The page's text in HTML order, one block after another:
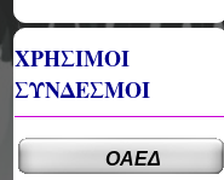
ΧΡΗΣΙΜΟΙ
ΣΥΝΔΕΣΜΟΙ
ΟΑΕΔ